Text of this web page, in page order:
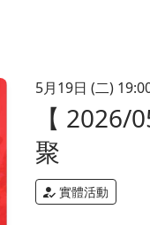
5月19日 (二)
【 2026/
聚
實體活動